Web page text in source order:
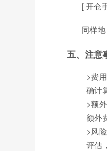
[ 开仓
同样
五、注意
>费
确计
>额
额外
>风
评估